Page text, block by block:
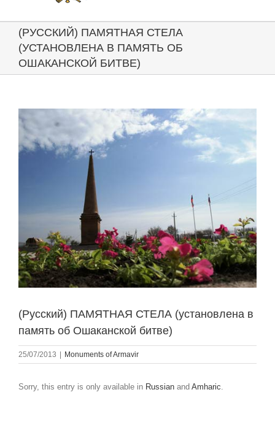
(РУССКИЙ) ПАМЯТНАЯ СТЕЛА
(УСТАНОВЛЕНА В ПАМЯТЬ ОБ
ОШАКАНСКОЙ БИТВЕ)
Larger
Image
(Русский) ПАМЯТНАЯ СТЕЛА (установлена в
память об Ошаканской битве)
25/07/2013 | Monuments of Armavir
Sorry, this entry is only available in Russian and Amharic